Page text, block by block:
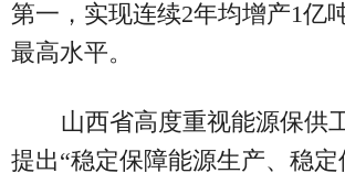
第一，实现连续2年均增产1亿
最高水平。
山西省高度重视能源保供
提出“稳定保障能源生产、稳